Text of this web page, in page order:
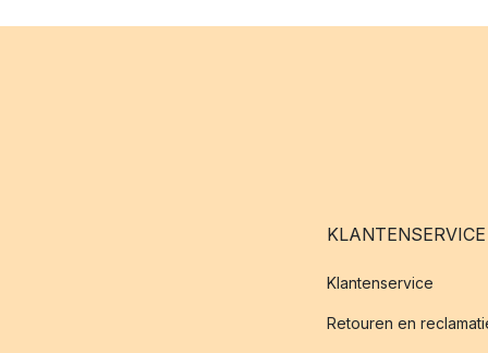
KLANTENSERVICE
Klantenservice
Retouren en